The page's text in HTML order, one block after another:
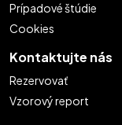
Prípadové štúdie
Cookies
Kontaktujte nás
Rezervovať
Vzorový report